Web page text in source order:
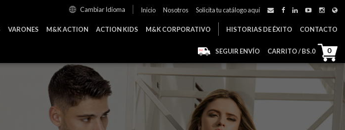
Cambiar Idioma Inicio Nosotros Solicita tu catálogo aquí
VARONES M&K ACTION ACTION KIDS M&K CORPORATIVO HISTORIAS DE ÉXITO CONTACTO
SEGUIR ENVÍO CARRITO / BS.0 0